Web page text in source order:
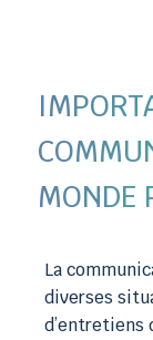
MONDE
La
diverses
d’entretiens